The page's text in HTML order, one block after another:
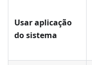
Usar aplicação
do sistema